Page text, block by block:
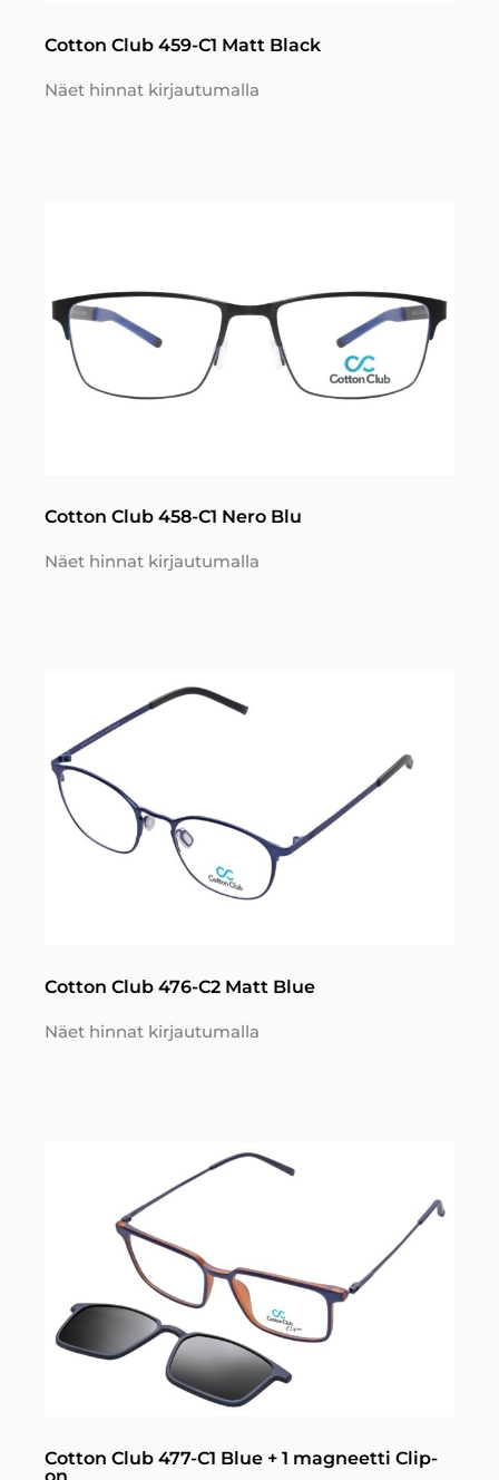
Cotton Club 459-C1 Matt Black
Näet hinnat kirjautumalla
Cotton Club 458-C1 Nero Blu
Näet hinnat kirjautumalla
Cotton Club 476-C2 Matt Blue
Näet hinnat kirjautumalla
Cotton Club 477-C1 Blue + 1 magneetti Clip-